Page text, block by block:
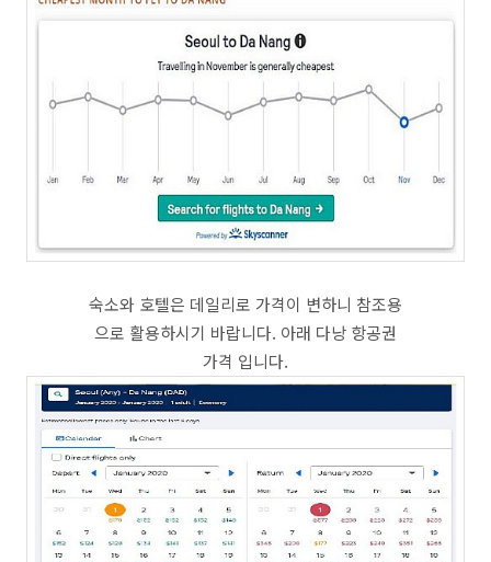
숙소와 호텔은 데일리로 가격이 변하니 참조용
으로 활용하시기 바랍니다. 아래 다낭 항공권
가격 입니다.